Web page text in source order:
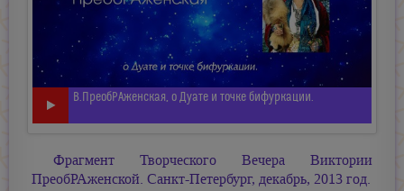
В.ПреобРАженская, о Дуате и точке бифуркации.
Фрагмент Творческого Вечера Виктории
ПреобРАженской. Санкт-Петербург, декабрь, 2013 год.